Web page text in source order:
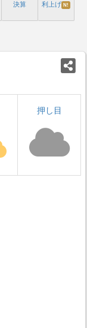
決算 利上げ N!
押し目